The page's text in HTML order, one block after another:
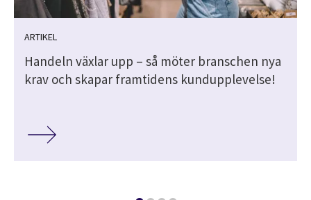
ARTIKEL
Handeln växlar upp – så möter branschen nya
krav och skapar framtidens kundupplevelse!